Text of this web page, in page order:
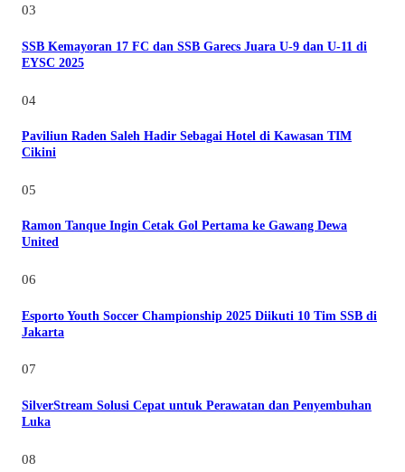
03
SSB Kemayoran 17 FC dan SSB Garecs Juara U-9 dan U-11 di
EYSC 2025
04
Paviliun Raden Saleh Hadir Sebagai Hotel di Kawasan TIM
Cikini
05
Ramon Tanque Ingin Cetak Gol Pertama ke Gawang Dewa
United
06
Esporto Youth Soccer Championship 2025 Diikuti 10 Tim SSB di
Jakarta
07
SilverStream Solusi Cepat untuk Perawatan dan Penyembuhan
Luka
08